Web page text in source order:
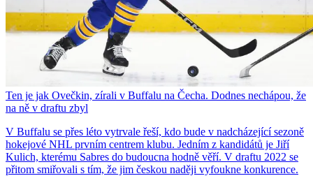
Ten je jak Ovečkin, zírali v Buffalu na Čecha. Dodnes nechápou, že
na ně v draftu zbyl
V Buffalu se přes léto vytrvale řeší, kdo bude v nadcházející sezoně
hokejové NHL prvním centrem klubu. Jedním z kandidátů je Jiří
Kulich, kterému Sabres do budoucna hodně věří. V draftu 2022 se
přitom smiřovali s tím, že jim českou naději vyfoukne konkurence.